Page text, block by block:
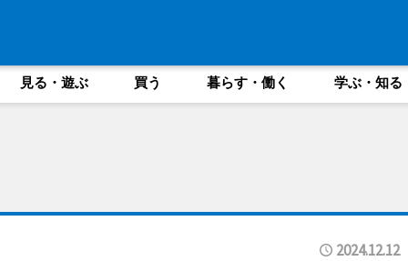
見る・遊ぶ 買う 暮らす・働く 学ぶ・知る
2024.12.12